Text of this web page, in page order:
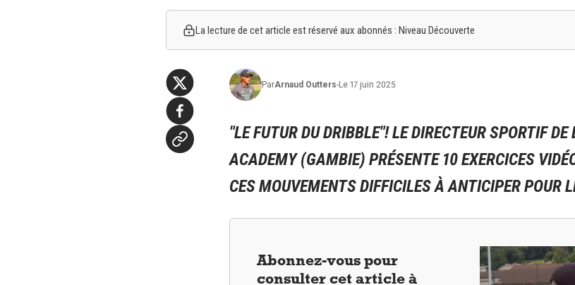
La lecture de cet article est réservé aux abonnés : Niveau Découverte
ParArnaud Outters-Le 17 juin 2025
"LE FUTUR DU DRIBBLE"! LE DIRECTEUR SPORTIF
ACADEMY (GAMBIE) PRÉSENTE 10 EXERCICES
CES MOUVEMENTS DIFFICILES À ANTICIPER POUR
Abonnez-vous pour
consulter cet article à